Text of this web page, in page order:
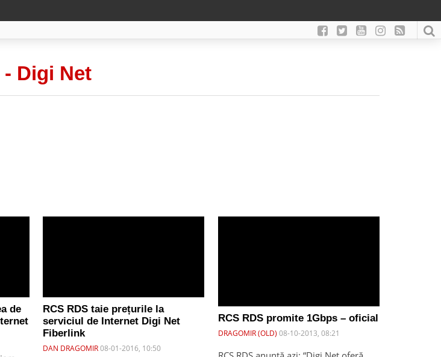
Digi Net
de
RCS RDS taie prețurile la
serviciul de Internet Digi Net
Fiberlink
DAN DRAGOMIR08-01-2016, 10:50
RCS RDS promite 1Gbps – oficial
DRAGOMIR (OLD) 08-10-2013, 08:21